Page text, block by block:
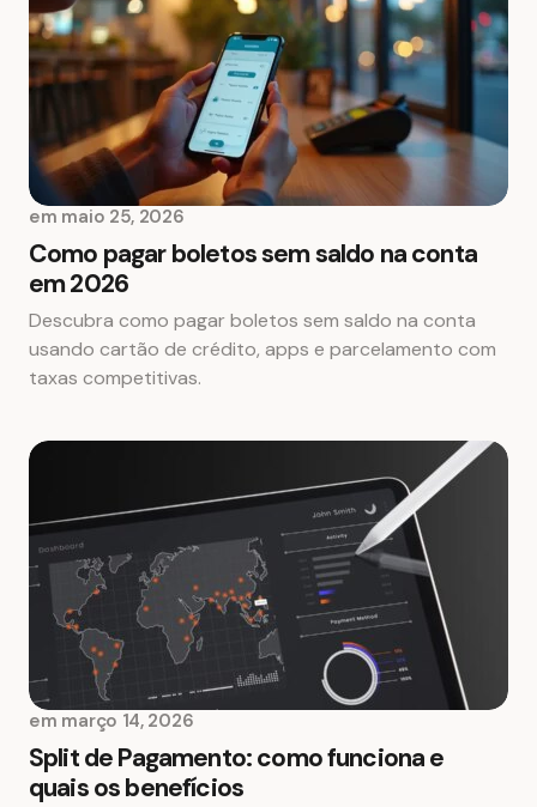
em maio 25, 2026
Como pagar boletos sem saldo na conta
em 2026
Descubra como pagar boletos sem saldo na conta
usando cartão de crédito, apps e parcelamento com
taxas competitivas.
em março 14, 2026
Split de Pagamento: como funciona e
quais os benefícios